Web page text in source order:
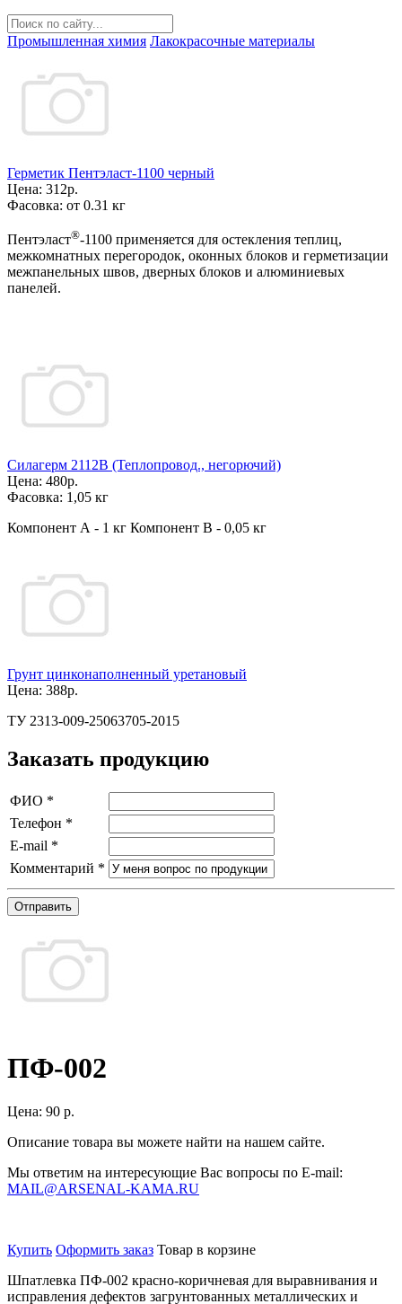
Промышленная химия Лакокрасочные материалы
Герметик Пентэласт-1100 черный
Цена: 312р.
Фасовка: от 0.31 кг
Пентэласт®-1100 применяется для остекления теплиц,
межкомнатных перегородок, оконных блоков и герметизации
межпанельных швов, дверных блоков и алюминиевых
панелей.
Силагерм 2112В (Теплопровод., негорючий)
Цена: 480р.
Фасовка: 1,05 кг
Компонент А - 1 кг Компонент В - 0,05 кг
Грунт цинконаполненный уретановый
Цена: 388р.
ТУ 2313-009-25063705-2015
Заказать продукцию
ФИО *
Телефон *
E-mail *
Комментарий *
Отправить
ПФ-002
Цена: 90 р.
Описание товара вы можете найти на нашем сайте.
Мы ответим на интересующие Вас вопросы по E-mail:
MAIL@ARSENAL-KAMA.RU
Купить Оформить заказ Товар в корзине
Шпатлевка ПФ-002 красно-коричневая для выравнивания и
исправления дефектов загрунтованных металлических и